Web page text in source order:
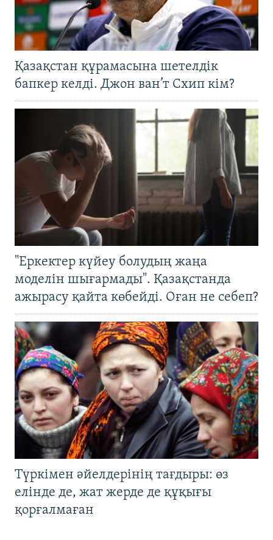
Қазақстан құрамасына шетелдік
бапкер келді. Джон ван’т Схип кім?
"Еркектер күйеу болудың жаңа
моделін шығармады". Қазақстанда
ажырасу қайта көбейді. Оған не себеп?
Түркімен әйелдерінің тағдыры: өз
елінде де, жат жерде де құқығы
қорғалмаған